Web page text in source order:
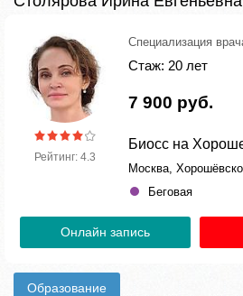
Рейтинг: 4.3
Специализация
Стаж: 20 лет
7 900 руб.
Биосс на
Москва,
Беговая
Онлайн запись
Образование